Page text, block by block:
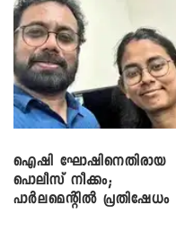
ഐഷി ഘോഷിനെതിരായ
പൊലീസ് നീക്കം;
പാര്‍ലമെന്റിൽ പ്രതിഷേധം